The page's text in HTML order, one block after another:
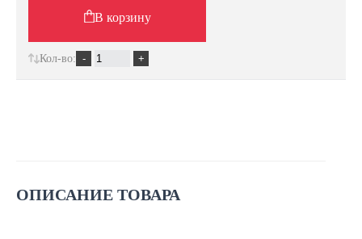
ОПИСАНИЕ ТОВАРА
В корзину
Кол-во: